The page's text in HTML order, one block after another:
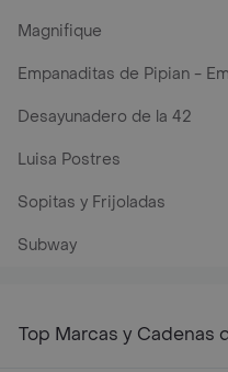
Magnifique
Empanaditas de Pipian -
Desayunadero de la 42
Luisa Postres
Sopitas y Frijoladas
Subway
Top Marcas y Cadenas